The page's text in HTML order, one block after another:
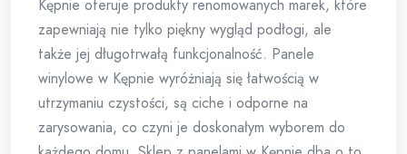
Kępnie oferuje produkty renomowanych marek, które
zapewniają nie tylko piękny wygląd podłogi, ale
także jej długotrwałą funkcjonalność. Panele
winylowe w Kępnie wyróżniają się łatwością w
utrzymaniu czystości, są ciche i odporne na
zarysowania, co czyni je doskonałym wyborem do